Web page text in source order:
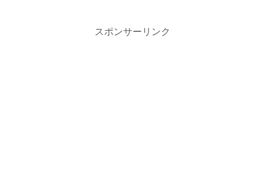
スポンサーリンク